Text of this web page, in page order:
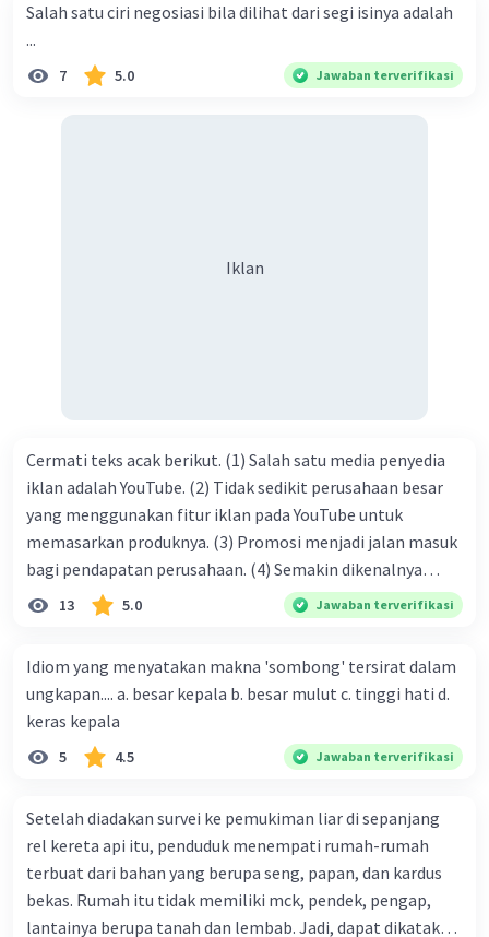
ke dalam umat-Nya yang diberkahi. Amin ya rabbal alamin.
Hadirin sekalian yang berbahagia! Dirasa amat penting
sekali jiwa sosial untuk diterapkan di lingkungan keluarga,
limpahan karuniaNya kita bisa berkumpul di sini. Kalimat
Salah satu ciri negosiasi bila dilihat dari segi isinya adalah
...
7 5.0 Jawaban terverifikasi
Iklan
Cermati teks acak berikut. (1) Salah satu media penyedia
iklan adalah YouTube. (2) Tidak sedikit perusahaan besar
yang menggunakan fitur iklan pada YouTube untuk
memasarkan produknya. (3) Promosi menjadi jalan masuk
bagi pendapatan perusahaan. (4) Semakin dikenalnya
suatu produk oleh konsumen, semakin besar pula peluang
perusahaan kepada konsumen. Urutan yang tepat agar
menjadi teks eksposisi yang padu adalah .... A. (1)-(2)-(3)-
(4)-(5) B. (2)-(1)-(3)-(4)-(5) C. (3)-(1)-(2)-(5)-(4) D. (3)-(5)-
(4)-(1)-(2) E. (5)-(1)-(3)-(4)-(2)
13 5.0 Jawaban terverifikasi
Idiom yang menyatakan makna 'sombong' tersirat dalam
ungkapan.... a. besar kepala b. besar mulut c. tinggi hati d.
keras kepala
5 4.5 Jawaban terverifikasi
Setelah diadakan survei ke pemukiman liar di sepanjang
rel kereta api itu, penduduk menempati rumah-rumah
terbuat dari bahan yang berupa seng, papan, dan kardus
bekas. Rumah itu tidak memiliki mck, pendek, pengap,
lantainya berupa tanah dan lembab. Jadi, dapat dikatakan